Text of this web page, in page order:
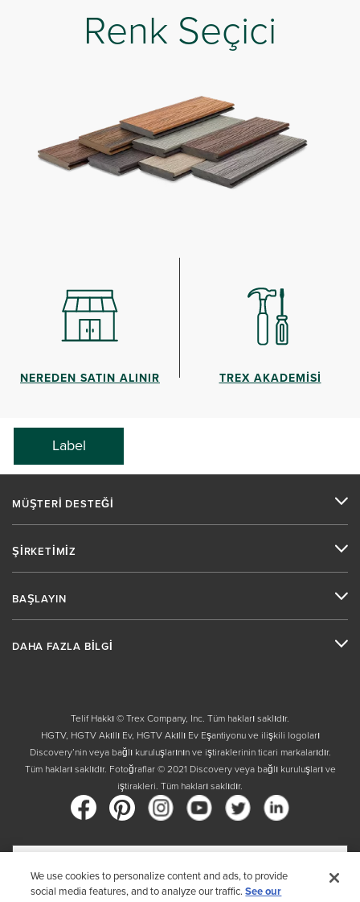
Renk Seçici
NEREDEN SATIN ALINIR TREX AKADEMİSİ
Label
MÜŞTERİ DESTEĞİ
ŞİRKETİMİZ
BAŞLAYIN
DAHA FAZLA BİLGİ
Telif Hakkı © Trex Company, Inc. Tüm hakları saklıdır.
HGTV, HGTV Akıllı Ev, HGTV Akıllı Ev Eşantiyonu ve ilişkili logoları
Discovery’nin veya bağlı kuruluşlarının ve iştiraklerinin ticari markalarıdır.
Tüm hakları saklıdır. Fotoğraflar © 2021 Discovery veya bağlı kuruluşları ve
iştirakleri. Tüm hakları saklıdır.
Ülkenizi seçerek, Trex 'in Gizlilik Politikasını okuduğunuzu kabul etmiş
We use cookies to personalize content and ads, to provide
social media features, and to analyze our traffic.See our